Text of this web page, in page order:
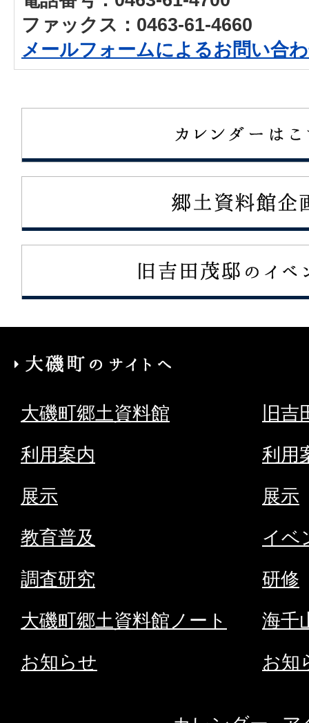
ファックス：0463-61-4660
メールフォームによるお問い合
大
町
の
イ
ト
大磯町郷土資料館
利用案内
展示
教育普及
調査研究
大磯町郷土資料館ノート
お知らせ
旧吉
利用
展示
イベ
研修
海千
お知